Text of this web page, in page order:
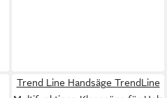
Trend Line Handsäge TrendLine